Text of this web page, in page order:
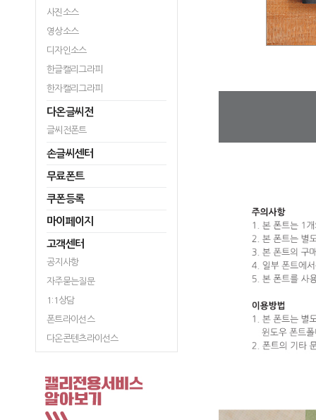
사진소스
영상소스
디자인소스
한글캘리그라피
한자캘리그라피
다온글씨전
글씨전폰트
손글씨센터
무료폰트
쿠폰등록
마이페이지
고객센터
공지사항
자주묻는질문
1:1상담
폰트라이선스
다온콘텐츠라이선스